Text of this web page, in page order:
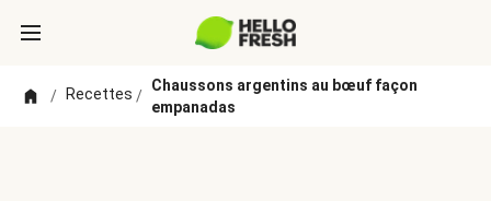
/ Recettes /
Chaussons argentins au bœuf façon
empanadas